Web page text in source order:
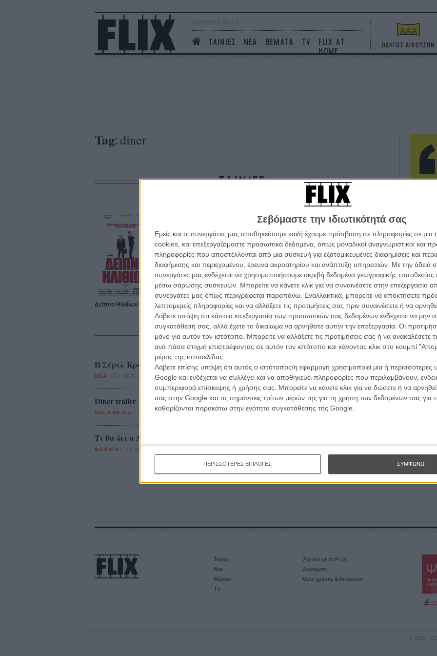
Σεβόμαστε την ιδιωτικότητά σας
Εμείς και οι συνεργάτες μας αποθηκεύουμε και/ή έχουμε πρόσβαση σε πληροφορίες σε
cookies, και επεξεργαζόμαστε προσωπικά δεδομένα, όπως μοναδικοί αναγνωριστικοί και
πληροφορίες που αποστέλλονται από μια συσκευή για εξατομικευμένες διαφημίσεις και
διαφήμισης και περιεχομένου, έρευνα ακροατηρίου και ανάπτυξη υπηρεσιών. Με την άδειά
συνεργάτες μας ενδέχεται να χρησιμοποιήσουμε ακριβή δεδομένα γεωγραφικής τοποθεσίας
μέσω σάρωσης συσκευών. Μπορείτε να κάνετε κλικ για να συναινέσετε στην επεξεργασία
συνεργάτες μας όπως περιγράφεται παραπάνω. Εναλλακτικά, μπορείτε να αποκτήσετε
λεπτομερείς πληροφορίες και να αλλάξετε τις προτιμήσεις σας πριν συναινέσετε ή να
Λάβετε υπόψη ότι κάποια επεξεργασία των προσωπικών σας δεδομένων ενδέχεται να μην
συγκατάθεσή σας, αλλά έχετε το δικαίωμα να αρνηθείτε αυτήν την επεξεργασία. Οι
μόνο για αυτόν τον ιστότοπο. Μπορείτε να αλλάξετε τις προτιμήσεις σας ή να ανακαλέσετε
ανά πάσα στιγμή επιστρέφοντας σε αυτόν τον ιστότοπο και κάνοντας κλικ στο κουμπί
μέρος της ιστοσελίδας.
Λάβετε επίσης υπόψη ότι αυτός ο ιστότοπος/η εφαρμογή χρησιμοποιεί μία ή περισσότερες
Google και ενδέχεται να συλλέγει και να αποθηκεύει πληροφορίες που περιλαμβάνουν,
συμπεριφορά επίσκεψης ή χρήσης σας. Μπορείτε να κάνετε κλικ για να δώσετε ή να
σας στην Google και τις σημάνσεις τρίτων μερών της για τη χρήση των δεδομένων σας
καθορίζονται παρακάτω στην ενότητα συγκατάθεσης της Google.
ΠΕΡΙΣΣΟΤΕΡΕΣ ΕΠΙΛΟΓΕΣ ΣΥΜΦΩΝΩ
summer days
ΤΑΙΝΙΕΣ ΝΕΑ ΘΕΜΑΤΑ TV
FLIX AT
HOME
ΟΔΗΓΟΣ ΑΙΘΟΥΣΩΝ
Tag: diner
ΤΑΙΝΙΕΣ
Δείπνο Ηλιθίων
ΑΡΘΡΑ
Η Σέριλ Κρόου ξέρει ένα καλό «Diner» στο Μπρόντγουεϊ
ΝΕΑ 21 ΣΕΠ 2011 / Λήδα Γαλανού
Diner trailer
MULTIMEDIA 21 ΣΕΠ 2011 /
Τι θα δει ο Αϊ Βασίλης; Χριστουγεννιάτικες ταινίες για όλα τα γούστα.
ΘΕΜΑΤΑ 22 ΔΕΚ 2011
Βιμ
Η
σε
Εγγράψου
Θέλω
Ταινίες
Νέα
Θέματα
TV
Σχετικά με το FLIX
Διαφήμιση
Όροι χρήσης & Απόρρητο
© 2011 -